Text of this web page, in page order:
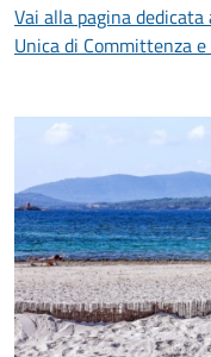
Vai alla pagina
Unica di Committenza